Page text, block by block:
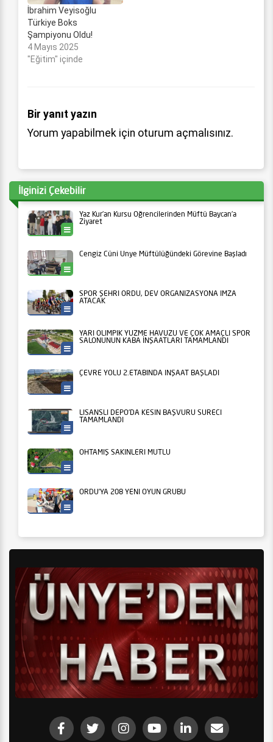
üçüncüsü, 81
kilogramda Serdem
Bulut Türkiye İkincisi, 54
kilogramda Gamze
Soğuksu Türkiye
birinicisi, 70 kilogramda
İbrahim Veyisoğlu
Türkiye Boks
Şampiyonu Oldu!
4 Mayıs 2025
"Eğitim" içinde
Bir yanıt yazın
Yorum yapabilmek için oturum açmalısınız.
İlginizi Çekebilir
Yaz Kur’an Kursu Öğrencilerinden Müftü Baycan’a
Ziyaret
Cengiz Cüni Ünye Müftülüğündeki Görevine Başladı
SPOR ŞEHRİ ORDU, DEV ORGANİZASYONA İMZA
ATACAK
YARI OLİMPİK YÜZME HAVUZU VE ÇOK AMAÇLI SPOR
SALONUNUN KABA İNŞAATLARI TAMAMLANDI
ÇEVRE YOLU 2.ETABINDA İNŞAAT BAŞLADI
LİSANSLI DEPO’DA KESİN BAŞVURU SÜRECİ
TAMAMLANDI
OHTAMIŞ SAKİNLERİ MUTLU
ORDU’YA 208 YENİ OYUN GRUBU